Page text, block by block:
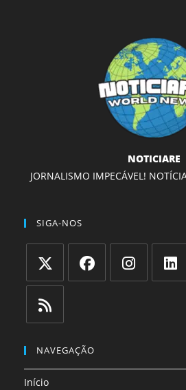
NOTICIARE
JORNALISMO IMPECÁVEL!
SIGA-NOS
Abre
em
uma
aba
aba
em
nova
NAVEGAÇÃO
Início